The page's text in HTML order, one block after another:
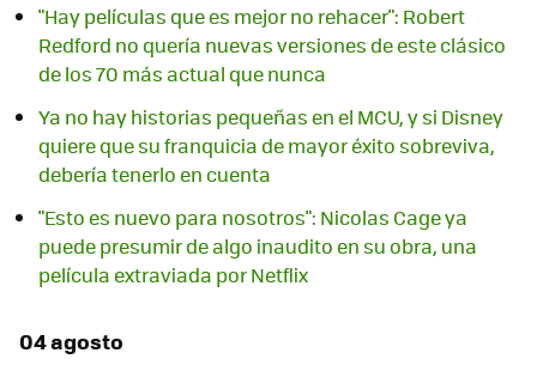
"Hay películas que es mejor no rehacer": Robert
Redford no quería nuevas versiones de este clásico
de los 70 más actual que nunca
Ya no hay historias pequeñas en el MCU, y si Disney
quiere que su franquicia de mayor éxito sobreviva,
debería tenerlo en cuenta
"Esto es nuevo para nosotros": Nicolas Cage ya
puede presumir de algo inaudito en su obra, una
película extraviada por Netflix
04 agosto